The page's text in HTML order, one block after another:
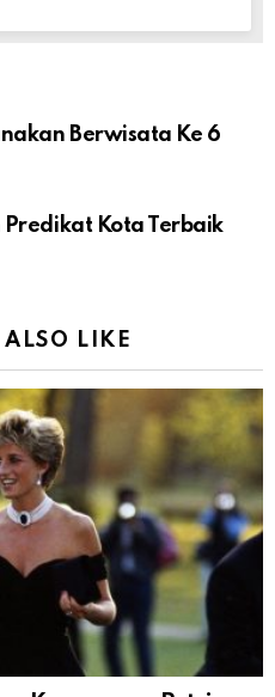
Berwisata Ke 6
Predikat Kota Terbaik
LIKE